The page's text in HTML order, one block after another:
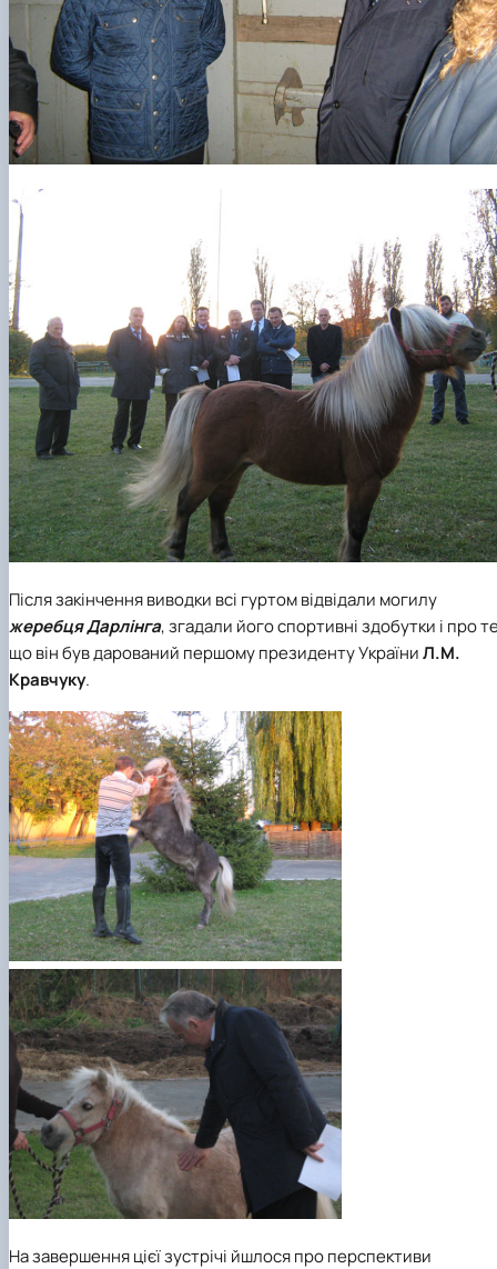
Після закінчення виводки всі гуртом відвідали могилу
жеребця Дарлінга, згадали його спортивні здобутки і про
що він був дарований першому президенту УкраїниЛ.М.
Кравчуку.
На завершення цієї зустрічі йшлося про перспективи